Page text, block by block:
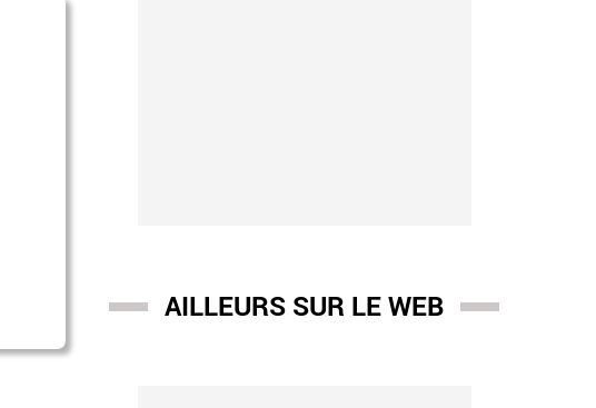
AILLEURS SUR LE WEB